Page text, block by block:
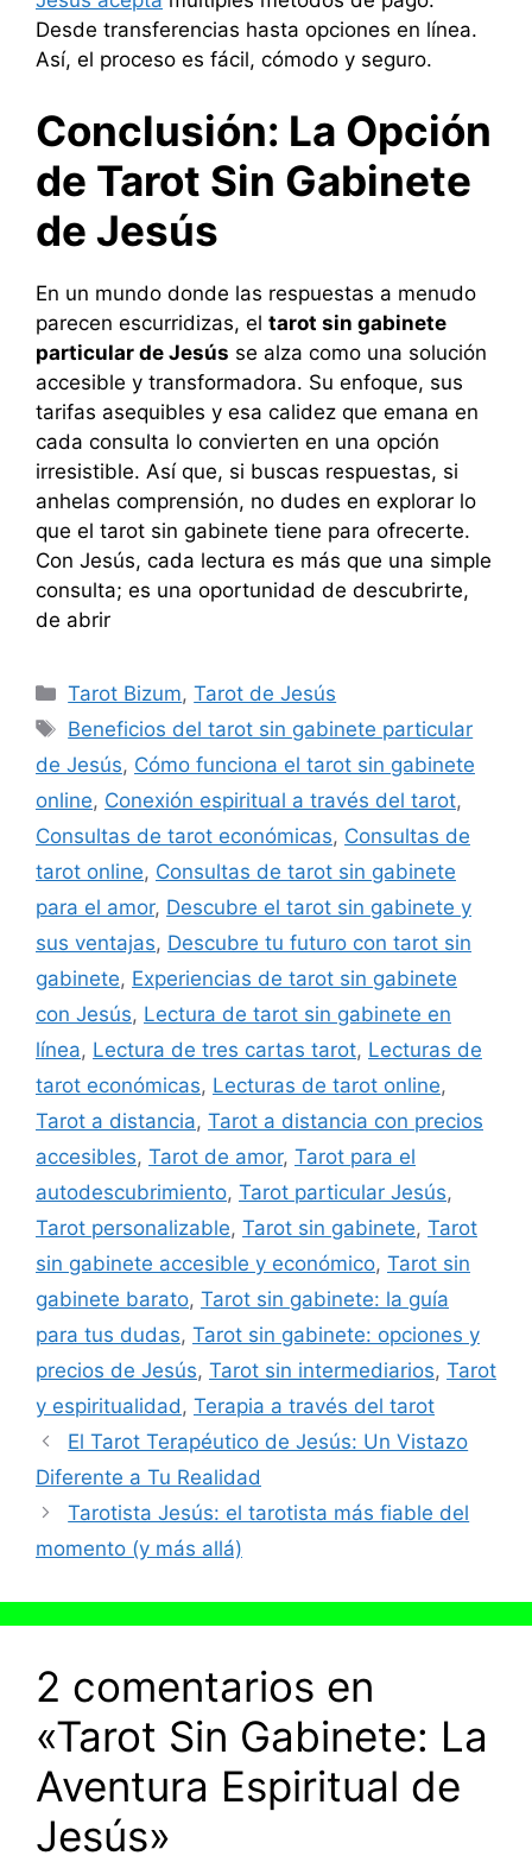
Desde transferencias hasta opciones en línea.
Así, el proceso es fácil, cómodo y seguro.
Conclusión: La Opción
de Tarot Sin Gabinete
de Jesús
En un mundo donde las respuestas a menudo
parecen escurridizas, el tarot sin gabinete
particular de Jesús se alza como una solución
accesible y transformadora. Su enfoque, sus
tarifas asequibles y esa calidez que emana en
cada consulta lo convierten en una opción
irresistible. Así que, si buscas respuestas, si
anhelas comprensión, no dudes en explorar lo
que el tarot sin gabinete tiene para ofrecerte.
Con Jesús, cada lectura es más que una simple
consulta; es una oportunidad de descubrirte,
de abrir
Categorías
Tarot Bizum,Tarot de Jesús
Etiquetas
Beneficios del tarot sin gabinete particular
de Jesús, Cómo funciona el tarot sin gabinete
online, Conexión espiritual a través del tarot,
Consultas de tarot económicas, Consultas de
tarot online, Consultas de tarot sin gabinete
para el amor, Descubre el tarot sin gabinete y
sus ventajas, Descubre tu futuro con tarot sin
gabinete, Experiencias de tarot sin gabinete
con Jesús, Lectura de tarot sin gabinete en
línea, Lectura de tres cartas tarot, Lecturas de
tarot económicas, Lecturas de tarot online,
Tarot a distancia, Tarot a distancia con precios
accesibles, Tarot de amor, Tarot para el
autodescubrimiento, Tarot particular Jesús,
Tarot personalizable, Tarot sin gabinete, Tarot
sin gabinete accesible y económico, Tarot sin
gabinete barato, Tarot sin gabinete: la guía
para tus dudas, Tarot sin gabinete: opciones y
precios de Jesús, Tarot sin intermediarios, Tarot
y espiritualidad , Terapia a través del tarot
El Tarot Terapéutico de Jesús: Un Vistazo
Diferente a Tu Realidad
Tarotista Jesús: el tarotista más fiable del
momento (y más allá)
2 comentarios en
«Tarot Sin Gabinete: La
Aventura Espiritual de
Jesús»